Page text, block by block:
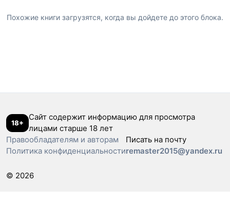
Похожие книги загрузятся, когда вы дойдете до этого блока.
18+
Сайт содержит информацию для просмотра
лицами старше 18 лет
Правообладателям и авторам
Политика конфиденциальности
Писать на почту
remaster2015@yandex.ru
© 2026